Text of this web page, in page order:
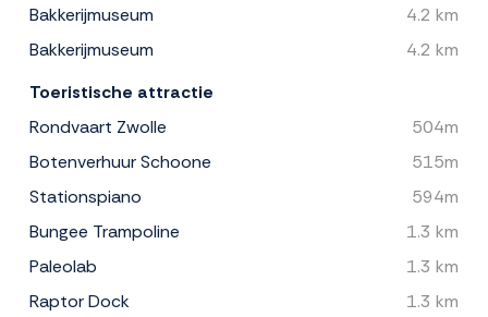
Bakkerijmuseum
4.2 km
Bakkerijmuseum
4.2 km
Toeristische attractie
Rondvaart Zwolle
504m
Botenverhuur Schoone
515m
Stationspiano
594m
Bungee Trampoline
1.3 km
Paleolab
1.3 km
Raptor Dock
1.3 km